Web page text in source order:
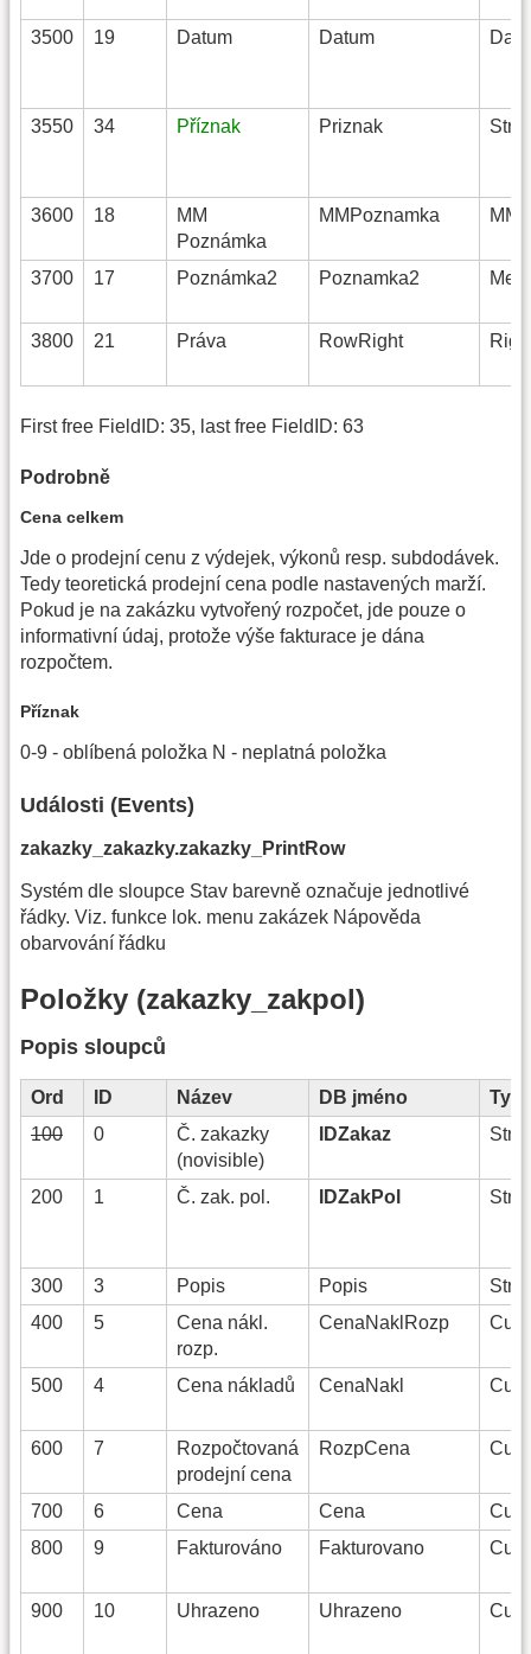
3500 19 Datum Datum
3550 34 Příznak Priznak
3600 18
MM
Poznámka
MMPoznamka
3700 17 Poznámka2 Poznamka2
3800 21 Práva RowRight
First free FieldID: 35, last free FieldID: 63
Podrobně
Cena celkem
Jde o prodejní cenu z výdejek, výkonů resp. subdodávek.
Tedy teoretická prodejní cena podle nastavených marží.
Pokud je na zakázku vytvořený rozpočet, jde pouze o
informativní údaj, protože výše fakturace je dána
rozpočtem.
Příznak
0-9 - oblíbená položka N - neplatná položka
Události (Events)
zakazky_zakazky.zakazky_PrintRow
Systém dle sloupce Stav barevně označuje jednotlivé
řádky. Viz. funkce lok. menu zakázek Nápověda
obarvování řádku
Položky (zakazky_zakpol)
Popis sloupců
Ord ID Název DB jméno
Typ
100
0
Č. zakazky
(novisible)
IDZakaz
200 1 Č. zak. pol. IDZakPol
300 3 Popis Popis
400
5
Cena nákl.
rozp.
CenaNaklRozp
500 4 Cena nákladů CenaNakl
600 7
Rozpočtovaná
prodejní cena
RozpCena
700 6 Cena Cena
800
9 Fakturováno Fakturovano
900 10 Uhrazeno Uhrazeno